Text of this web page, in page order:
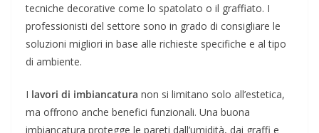
tecniche decorative come lo spatolato o il graffiato. I
professionisti del settore sono in grado di consigliare le
soluzioni migliori in base alle richieste specifiche e al tipo
di ambiente.
I lavori di imbiancatura non si limitano solo all’estetica,
ma offrono anche benefici funzionali. Una buona
imbiancatura protegge le pareti dall’umidità, dai graffi e